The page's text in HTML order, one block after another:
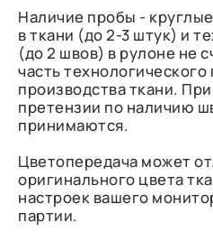
Наличие пробы -
в ткани (до 2-3 штук) и
(до 2 швов) в рулоне не
часть
производства ткани.
претензии по наличию
принимаются.
Цветопередача может
оригинального цвета
настроек вашего
партии.